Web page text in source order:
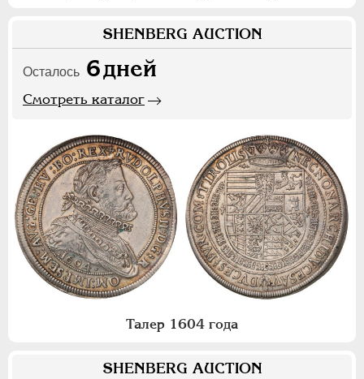
SHENBERG AUCTION
Осталось 6дней
Смотреть каталог
Талер 1604 года
SHENBERG AUCTION